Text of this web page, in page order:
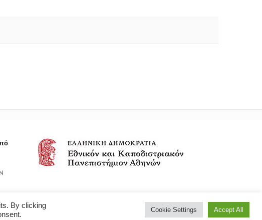
bytool
By clicking
Cookie Settings Accept All